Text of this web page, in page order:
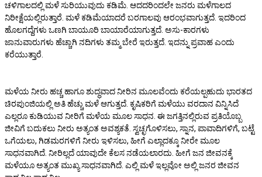
ಚಳಿಗಾಲದಲ್ಲಿ ಮಳೆ ಸುರಿಯುವುದು ಕಡಿಮೆ. ಆದದರಿಂದಲೇ ಜನರು ಮಳೆಗಾಲದ
ನಿರೀಕ್ಷೆಯಲ್ಲಿರುತ್ತಾರೆ. ಮಳೆ ಕಡಿಮೆಯಾದರೆ ಬರಗಾಲವು ಆರಂಭವಾಗುತ್ತದೆ. ಇದರಿಂದ
ಹೊಲಗದ್ದೆಗಳು ಒಣಗಿ ಬಾಯೂರಿ ಬಾಯಾರೆಯಾಗುತ್ತದೆ. ಅಸು-ಕಾರಗಳು
ಜಾನುವಾರುಗಳು ಹೆಚ್ಚಾಗಿ ನದಿಗಳು ತಮ್ಮ ಬೇರೆ ಇರುತ್ತದೆ. ಇದನ್ನು ಪ್ರವಾಹ ಎಂದು
ಕರೆಯುತ್ತಾರೆ.
ಮಳೆಯ ನೀರು ಹಚ್ಚ ಹಾಗೂ ಶುದ್ಧವಾದ ನೀರಿನ ಮೂಲವೆಂದು ಕರೆಯಲ್ಪಹುದು ಭಾರತದ
ಚಿರಪುಂಜಿಯಲ್ಲಿ ಅತಿ ಹೆಚ್ಚು ಮಳೆ ಆಗುತ್ತದೆ. ಕೃಷಿಕರಿಗೆ ಮಳೆಯು ವರದಾನ ವಿನ್ನಿಸಿದೆ
ಎಲ್ಲರೂ ಕುಡಿಯುವ ನೀರಿಗೆ ಮಳೆಯ ಮೂಲ ಸಾಧನ. ಈ ಜಗತ್ತಿನಲ್ಲಿರುವ ಪ್ರತಿಯೊಬ್ಬ
ಜೀವಿಗೆ ಬದುಕಲು ನೀರು ಅತ್ಯಂತ ಅವಶ್ಯಕತೆ. ಸ್ವಚ್ಛಗೊಳಿಸಲು, ಸ್ನಾನ, ಪಾವಾದಿಗಳಿಗೆ, ಬಟ್ಟೆ
ಒಗೆಯಲು, ಗಿಡಮರಗಳಿಗೆ ನೀರು ಇಳಿಸಲು, ಹೀಗೆ ಎಲ್ಲಾದಕ್ಕೂ ನೀರೇ ಮೂಲ
ಸಾಧನವಾಗಿದೆ. ನೀರಿಲ್ಲದೆ ಯಾವುದೇ ಕೆಲಸ ನಡೆಯಲಾರದು. ಹೀಗೆ ಜನ ಜೀವನಕ್ಕೆ
ಮಳೆಯೂ ಅತ್ಯಂತ ಮುಖ್ಯ ಸಾಧನವಾಗಿದೆ. ಎಲ್ಲಿ ಮಳೆ ಇಲ್ಲವೋ ಅಲ್ಲಿ ಜನರ ಜೀವನ